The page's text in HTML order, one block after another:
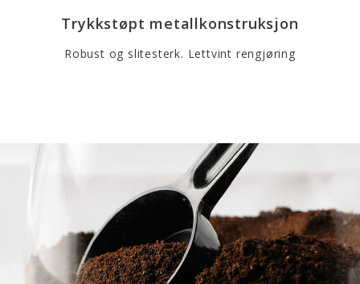
Trykkstøpt metallkonstruksjon
Robust og slitesterk. Lettvint rengjøring